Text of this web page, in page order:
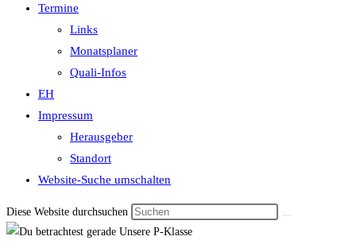
Termine
Links
Monatsplaner
Quali-Infos
EH
Impressum
Herausgeber
Standort
Website-Suche umschalten
Diese Website durchsuchen